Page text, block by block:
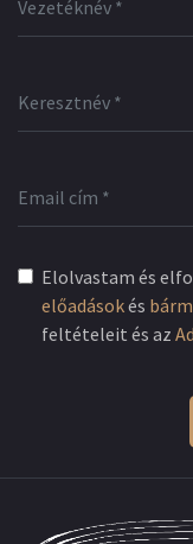
Elolvastam és
előadásokés
feltételeit és az